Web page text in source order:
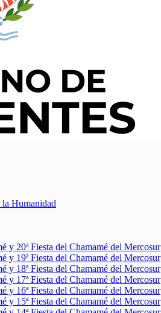
Humanidad
y 20ª Fiesta del Chamamé del Mercosur
y 19ª Fiesta del Chamamé del Mercosur
y 18ª Fiesta del Chamamé del Mercosur
y 17ª Fiesta del Chamamé del Mercosur
y 16ª Fiesta del Chamamé del Mercosur
y 15ª Fiesta del Chamamé del Mercosur